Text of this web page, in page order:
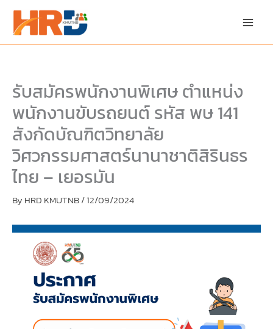
content
รับสมัครพนักงานพิเศษ ตำแหน่ง
พนักงานขับรถยนต์ รหัส พษ 141
สังกัดบัณฑิตวิทยาลัย
วิศวกรรมศาสตร์นานาชาติสิรินธร
ไทย – เยอรมัน
By HRD KMUTNB/12/09/2024
PDF